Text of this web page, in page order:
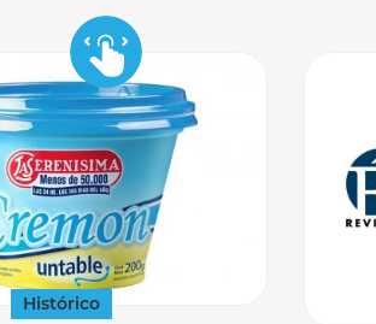
Histórico